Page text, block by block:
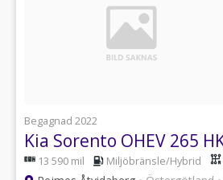
Begagnad 2022
13 590 mil Miljöbränsle/Hybrid